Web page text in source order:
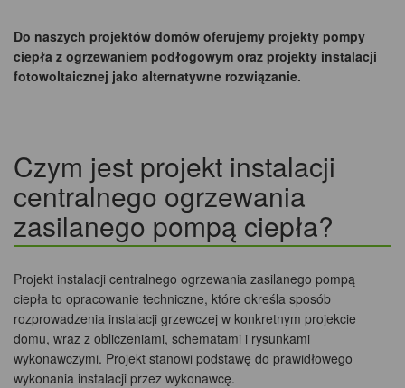
Do naszych projektów domów oferujemy projekty pompy
ciepła z ogrzewaniem podłogowym oraz projekty instalacji
fotowoltaicznej jako alternatywne rozwiązanie.
Czym jest projekt instalacji
centralnego ogrzewania
zasilanego pompą ciepła?
Projekt instalacji centralnego ogrzewania zasilanego pompą
ciepła to opracowanie techniczne, które określa sposób
rozprowadzenia instalacji grzewczej w konkretnym projekcie
domu, wraz z obliczeniami, schematami i rysunkami
wykonawczymi. Projekt stanowi podstawę do prawidłowego
wykonania instalacji przez wykonawcę.